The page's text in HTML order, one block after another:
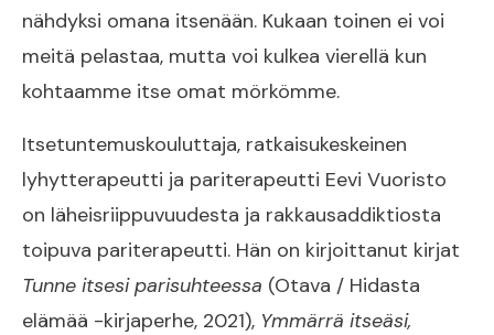
nähdyksi omana itsenään. Kukaan toinen ei voi
meitä pelastaa, mutta voi kulkea vierellä kun
kohtaamme itse omat mörkömme.
Itsetuntemuskouluttaja, ratkaisukeskeinen
lyhytterapeutti ja pariterapeutti Eevi Vuoristo
on läheisriippuvuudesta ja rakkausaddiktiosta
toipuva pariterapeutti. Hän on kirjoittanut kirjat
Tunne itsesi parisuhteessa (Otava / Hidasta
elämää -kirjaperhe, 2021), Ymmärrä itseäsi,